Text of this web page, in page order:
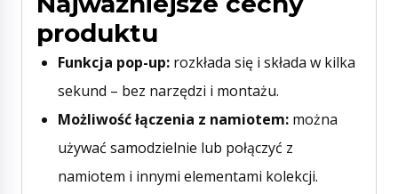
produktu
Funkcja pop-up: rozkłada się i składa w kilka
sekund – bez narzędzi i montażu.
Możliwość łączenia z namiotem: można
używać samodzielnie lub połączyć z
namiotem i innymi elementami kolekcji.